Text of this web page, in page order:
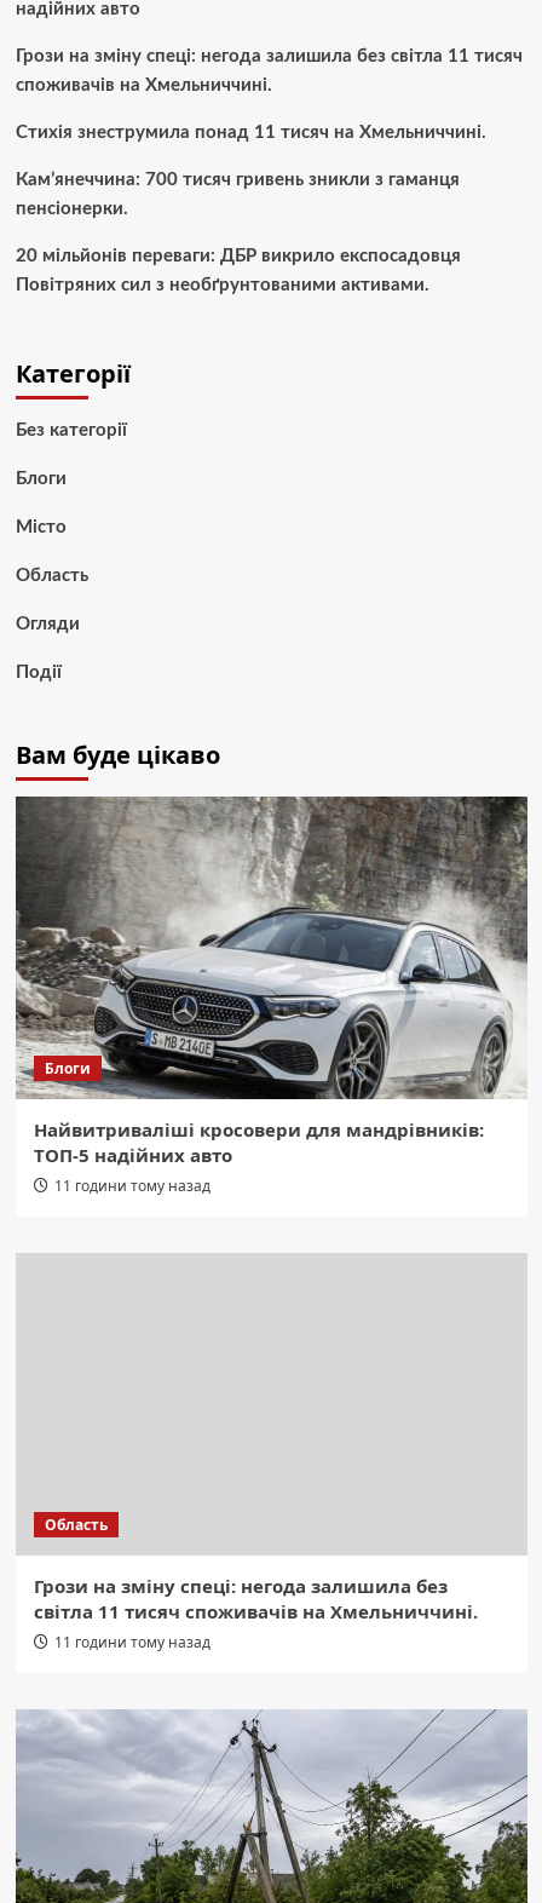
надійних авто
Грози на зміну спеці: негода залишила без світла 11 тисяч
споживачів на Хмельниччині.
Стихія знеструмила понад 11 тисяч на Хмельниччині.
Кам’янеччина: 700 тисяч гривень зникли з гаманця
пенсіонерки.
20 мільйонів переваги: ДБР викрило експосадовця
Повітряних сил з необґрунтованими активами.
Категорії
Без категорії
Блоги
Місто
Область
Огляди
Події
Вам буде цікаво
Блоги
Найвитриваліші кросовери для мандрівників:
ТОП-5 надійних авто
11 години тому назад
Область
Грози на зміну спеці: негода залишила без
світла 11 тисяч споживачів на Хмельниччині.
11 години тому назад